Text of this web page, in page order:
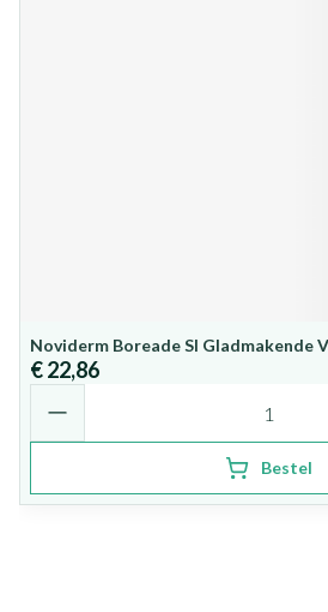
Noviderm Boreade Sl Gladmakende
€ 22,86
Bestel